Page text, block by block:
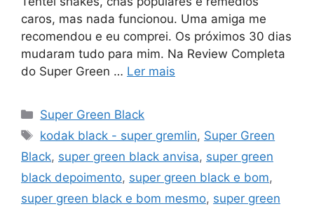
caros, mas nada funcionou. Uma amiga me
recomendou e eu comprei. Os próximos 30 dias
mudaram tudo para mim. Na Review Completa
do Super Green … Ler mais
Categorias
Super Green Black
Tags
kodak black - super gremlin, Super Green
Black, super green black anvisa, super green
black depoimento, super green black e bom,
super green black e bom mesmo, super green